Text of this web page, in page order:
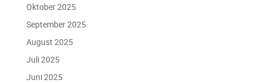
Oktober 2025
September 2025
August 2025
Juli 2025
Juni 2025